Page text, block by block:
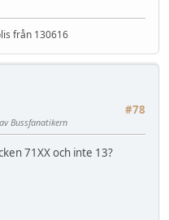
från 130616
#78
Bussfanatikern
71XX och inte 13?